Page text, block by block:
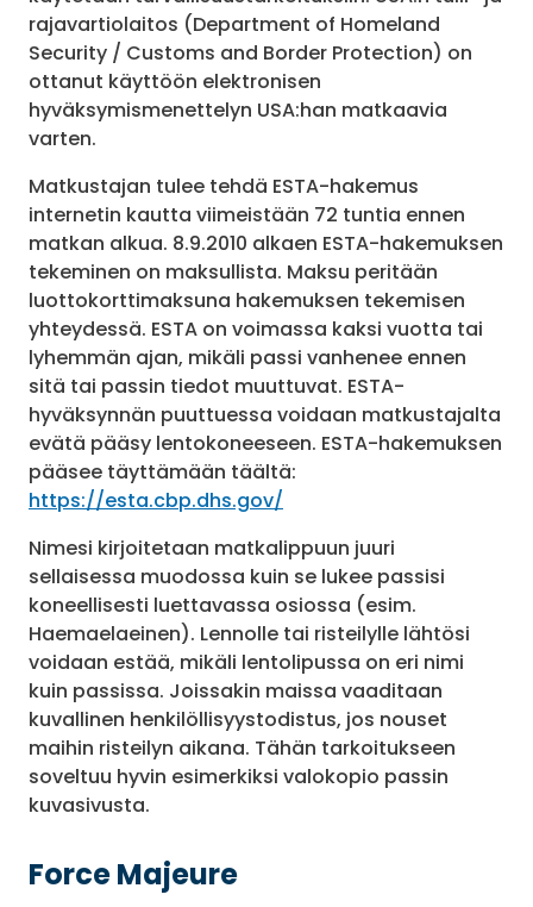
rajavartiolaitos (Department of Homeland
Security / Customs and Border Protection) on
ottanut käyttöön elektronisen
hyväksymismenettelyn USA:han matkaavia
varten.
Matkustajan tulee tehdä ESTA-hakemus
internetin kautta viimeistään 72 tuntia ennen
matkan alkua. 8.9.2010 alkaen ESTA-hakemuksen
tekeminen on maksullista. Maksu peritään
luottokorttimaksuna hakemuksen tekemisen
yhteydessä. ESTA on voimassa kaksi vuotta tai
lyhemmän ajan, mikäli passi vanhenee ennen
sitä tai passin tiedot muuttuvat. ESTA-
hyväksynnän puuttuessa voidaan matkustajalta
evätä pääsy lentokoneeseen. ESTA-hakemuksen
pääsee täyttämään täältä:
https://esta.cbp.dhs.gov/
Nimesi kirjoitetaan matkalippuun juuri
sellaisessa muodossa kuin se lukee passisi
koneellisesti luettavassa osiossa (esim.
Haemaelaeinen). Lennolle tai risteilylle lähtösi
voidaan estää, mikäli lentolipussa on eri nimi
kuin passissa. Joissakin maissa vaaditaan
kuvallinen henkilöllisyystodistus, jos nouset
maihin risteilyn aikana. Tähän tarkoitukseen
soveltuu hyvin esimerkiksi valokopio passin
kuvasivusta.
Force Majeure